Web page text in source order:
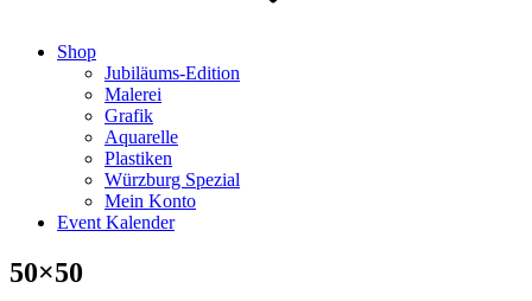
Shop
Jubiläums-Edition
Malerei
Grafik
Aquarelle
Plastiken
Würzburg Spezial
Mein Konto
Event Kalender
50×50